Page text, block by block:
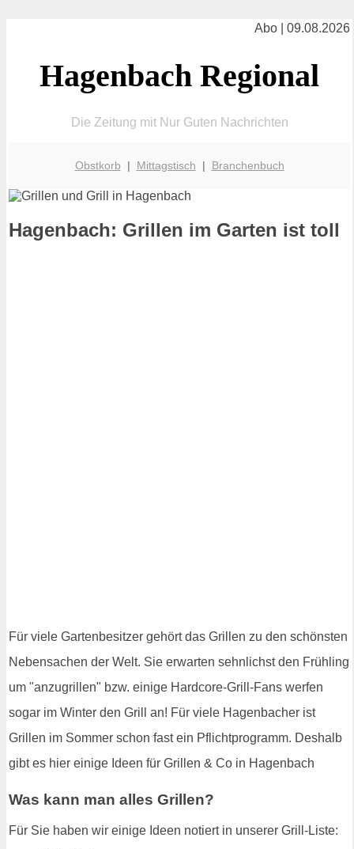
Abo | 09.08.2026
Hagenbach Regional
Die Zeitung mit Nur Guten Nachrichten
Obstkorb | Mittagstisch | Branchenbuch
Hagenbach: Grillen im Garten ist toll
Für viele Gartenbesitzer gehört das Grillen zu den schönsten
Nebensachen der Welt. Sie erwarten sehnlichst den Frühling
um "anzugrillen" bzw. einige Hardcore-Grill-Fans werfen
sogar im Winter den Grill an! Für viele Hagenbacher ist
Grillen im Sommer schon fast ein Pflichtprogramm. Deshalb
gibt es hier einige Ideen für Grillen & Co in Hagenbach
Was kann man alles Grillen?
Für Sie haben wir einige Ideen notiert in unserer Grill-Liste: